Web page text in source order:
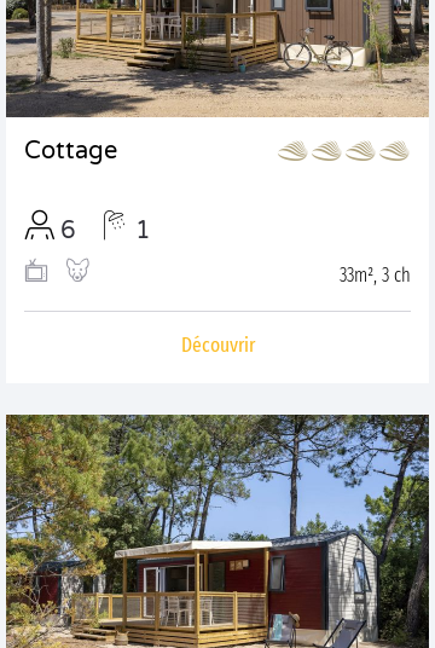
Cottage
6 1
33m², 3 ch
Découvrir